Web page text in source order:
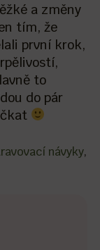
a změny
tím, že
první krok,
to
do pár
návyky,